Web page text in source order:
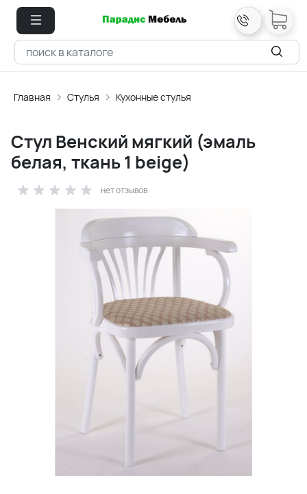
Главная Стулья Кухонные стулья
Стул Венский мягкий (эмаль
белая, ткань 1 beige)
нет отзывов